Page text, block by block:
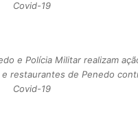
Covid-19
e Polícia Militar realizam
restaurantes de Penedo
Covid-19